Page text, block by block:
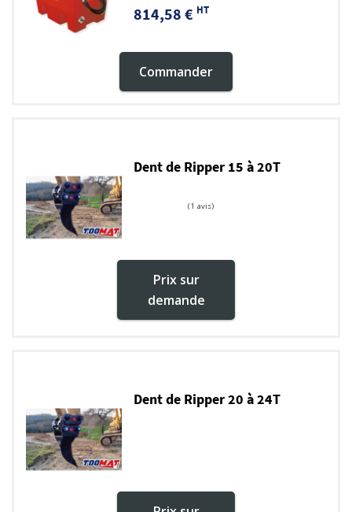
814,58 € HT
Commander
Dent de Ripper 15 à 20T
Prix sur
demande
Dent de Ripper 20 à 24T